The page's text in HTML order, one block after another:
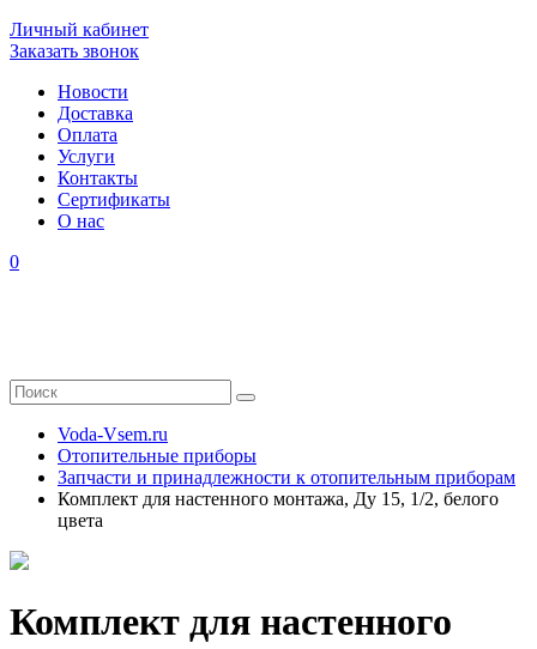
Личный кабинет
Заказать звонок
Новости
Доставка
Оплата
Услуги
Контакты
Cертификаты
О нас
0
Voda-Vsem.ru
Отопительные приборы
Запчасти и принадлежности к отопительным приборам
Комплект для настенного монтажа, Ду 15, 1/2, белого
цвета
Комплект для настенного